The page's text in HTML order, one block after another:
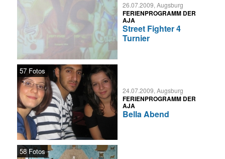
26.07.2009, Augsburg
FERIENPROGRAMM DER
AJA
Street Fighter 4
Turnier
57 Fotos
24.07.2009, Augsburg
FERIENPROGRAMM DER
AJA
Bella Abend
58 Fotos